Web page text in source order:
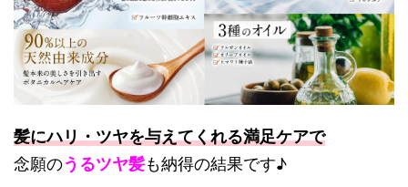
髪にハリ・ツヤを与えてくれる満足ケアで
念願のうるツヤ髪も納得の結果です♪